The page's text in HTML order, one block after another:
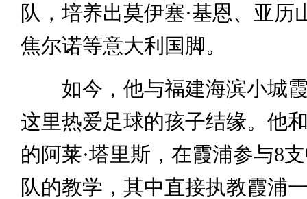
队，培养出莫伊塞·基恩、亚历
焦尔诺等意大利国脚。
如今，他与福建海滨小城霞
这里热爱足球的孩子结缘。他
的阿莱·塔里斯，在霞浦参与8
队的教学，其中直接执教霞浦